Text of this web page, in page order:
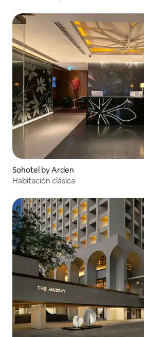
Sohotel by Arden
Habitación clásica